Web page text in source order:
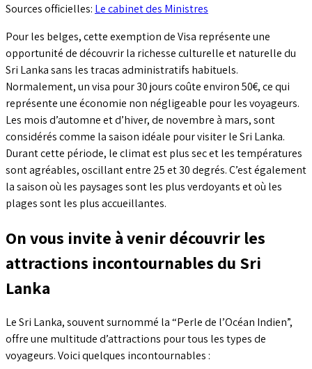
Sources officielles: Le cabinet des Ministres
Pour les belges, cette exemption de Visa représente une
opportunité de découvrir la richesse culturelle et naturelle du
Sri Lanka sans les tracas administratifs habituels.
Normalement, un visa pour 30 jours coûte environ 50€, ce qui
représente une économie non négligeable pour les voyageurs.
Les mois d’automne et d’hiver, de novembre à mars, sont
considérés comme la saison idéale pour visiter le Sri Lanka.
Durant cette période, le climat est plus sec et les températures
sont agréables, oscillant entre 25 et 30 degrés. C’est également
la saison où les paysages sont les plus verdoyants et où les
plages sont les plus accueillantes.
On vous invite à venir découvrir les
attractions incontournables du Sri
Lanka
Le Sri Lanka, souvent surnommé la “Perle de l’Océan Indien”,
offre une multitude d’attractions pour tous les types de
voyageurs. Voici quelques incontournables :